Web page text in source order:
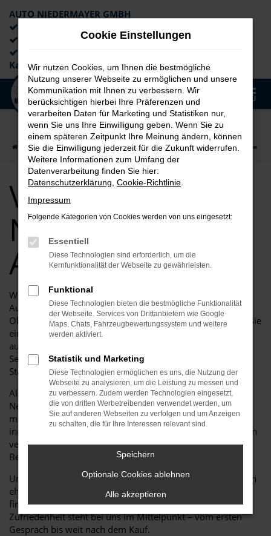
Zum
Hauptinhalt
springen
AUTO NIEDERMAYER GMBH
Lieferung an die Haustür
Kaufabwicklung
MENÜ
Startseite auto VW VW Tiguan VW Tiguan Neuwagen Angebote
VW Tiguan
Neuwagen
Angebote
Willkommen bei Auto Niedermayer GmbH – Ihrem freien
Autohaus für Neuwagen, auch von VW wie dem Tiguan.
Ob Stadtflitzer, Familienwagen oder SUV – bei uns finden Sie
eine vielfältige Auswahl an aktuellen Modellen, darunter
auch hochwertige VW Neuwagen wie der Tiguan. Qualität,
Service und persönliche Beratung stehen bei uns an erster
Stelle.
Als freier Händler bieten wir Ihnen attraktive
Neuwagenangebote verschiedenster Hersteller – mit
modernster Technik, neuesten Sicherheitsstandards und
individueller Ausstattung. Auch der VW Tiguan ist bei uns in
verschiedenen Varianten erhältlich – passend zu Ihren
Bedürfnissen und Wünschen.
Unser erfahrenes Team nimmt sich Zeit für Sie: Wir beraten
ehrlich und kompetent, damit Sie genau das Fahrzeug
finden, das zu Ihrem Lebensstil und Budget passt. Ihre
Zufriedenheit steht bei uns im Mittelpunkt – vom ersten
Gespräch bis weit nach dem Kauf.
Cookie Einstellungen
Wir nutzen Cookies, um Ihnen die bestmögliche
Nutzung unserer Webseite zu ermöglichen und unsere
Kommunikation mit Ihnen zu verbessern. Wir
berücksichtigen hierbei Ihre Präferenzen und
verarbeiten Daten für Marketing und Statistiken nur,
wenn Sie uns Ihre Einwilligung geben. Wenn Sie zu
einem späteren Zeitpunkt Ihre Meinung ändern, können
Sie die Einwilligung jederzeit für die Zukunft widerrufen.
Weitere Informationen zum Umfang der
Datenverarbeitung finden Sie hier:
Datenschutzerklärung Cookie-Richtlinie
Impressum
Folgende Kategorien von Cookies werden von uns eingesetzt:
Essentiell
Diese Technologien sind erforderlich, um die
Kernfunktionalität der Webseite zu gewährleisten.
Funktional
Diese Technologien bieten die bestmögliche Funktionalität
der Webseite. Services von Drittanbietern wie Google
Maps, Chats, Fahrzeugbewertungssystem und weitere
werden aktiviert.
Statistik und Marketing
Diese Technologien ermöglichen es uns, die Nutzung der
Webseite zu analysieren, um die Leistung zu messen und
zu verbessern. Zudem werden Technologien eingesetzt,
die von dritten Werbetreibenden verwendet werden, um
Sie auf anderen Webseiten zu verfolgen und um Anzeigen
zu schalten, die für Ihre Interessen relevant sind.
Speichern
Optionale Cookies ablehnen
Alle akzeptieren